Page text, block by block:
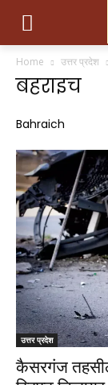
Home उत्तर प्रदेश
बहराइच
Bahraich
उत्तर प्रदेश
कैसरगंज